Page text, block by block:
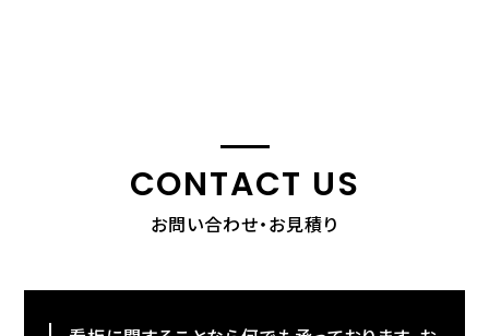
CONTACT US
お問い合わせ・お見積り